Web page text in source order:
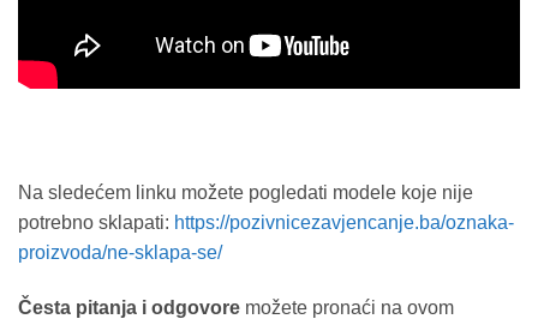
Na sledećem linku možete pogledati modele koje nije
potrebno sklapati: https://pozivnicezavjencanje.ba/oznaka-
proizvoda/ne-sklapa-se/
Česta pitanja i odgovore možete pronaći na ovom